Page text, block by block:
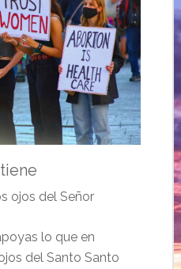
ojos del Señor
lo que en
del Santo Santo